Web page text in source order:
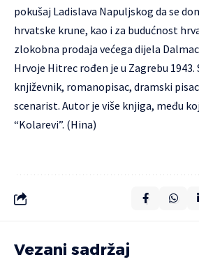
pokušaj Ladislava Napuljskog da se
hrvatske krune, kao i za budućnost
zlokobna prodaja većega dijela
Hrvoje Hitrec rođen je u Zagrebu
književnik, romanopisac, dramski
scenarist. Autor je više knjiga, među
“Kolarevi”. (Hina)
Vezani sadržaj